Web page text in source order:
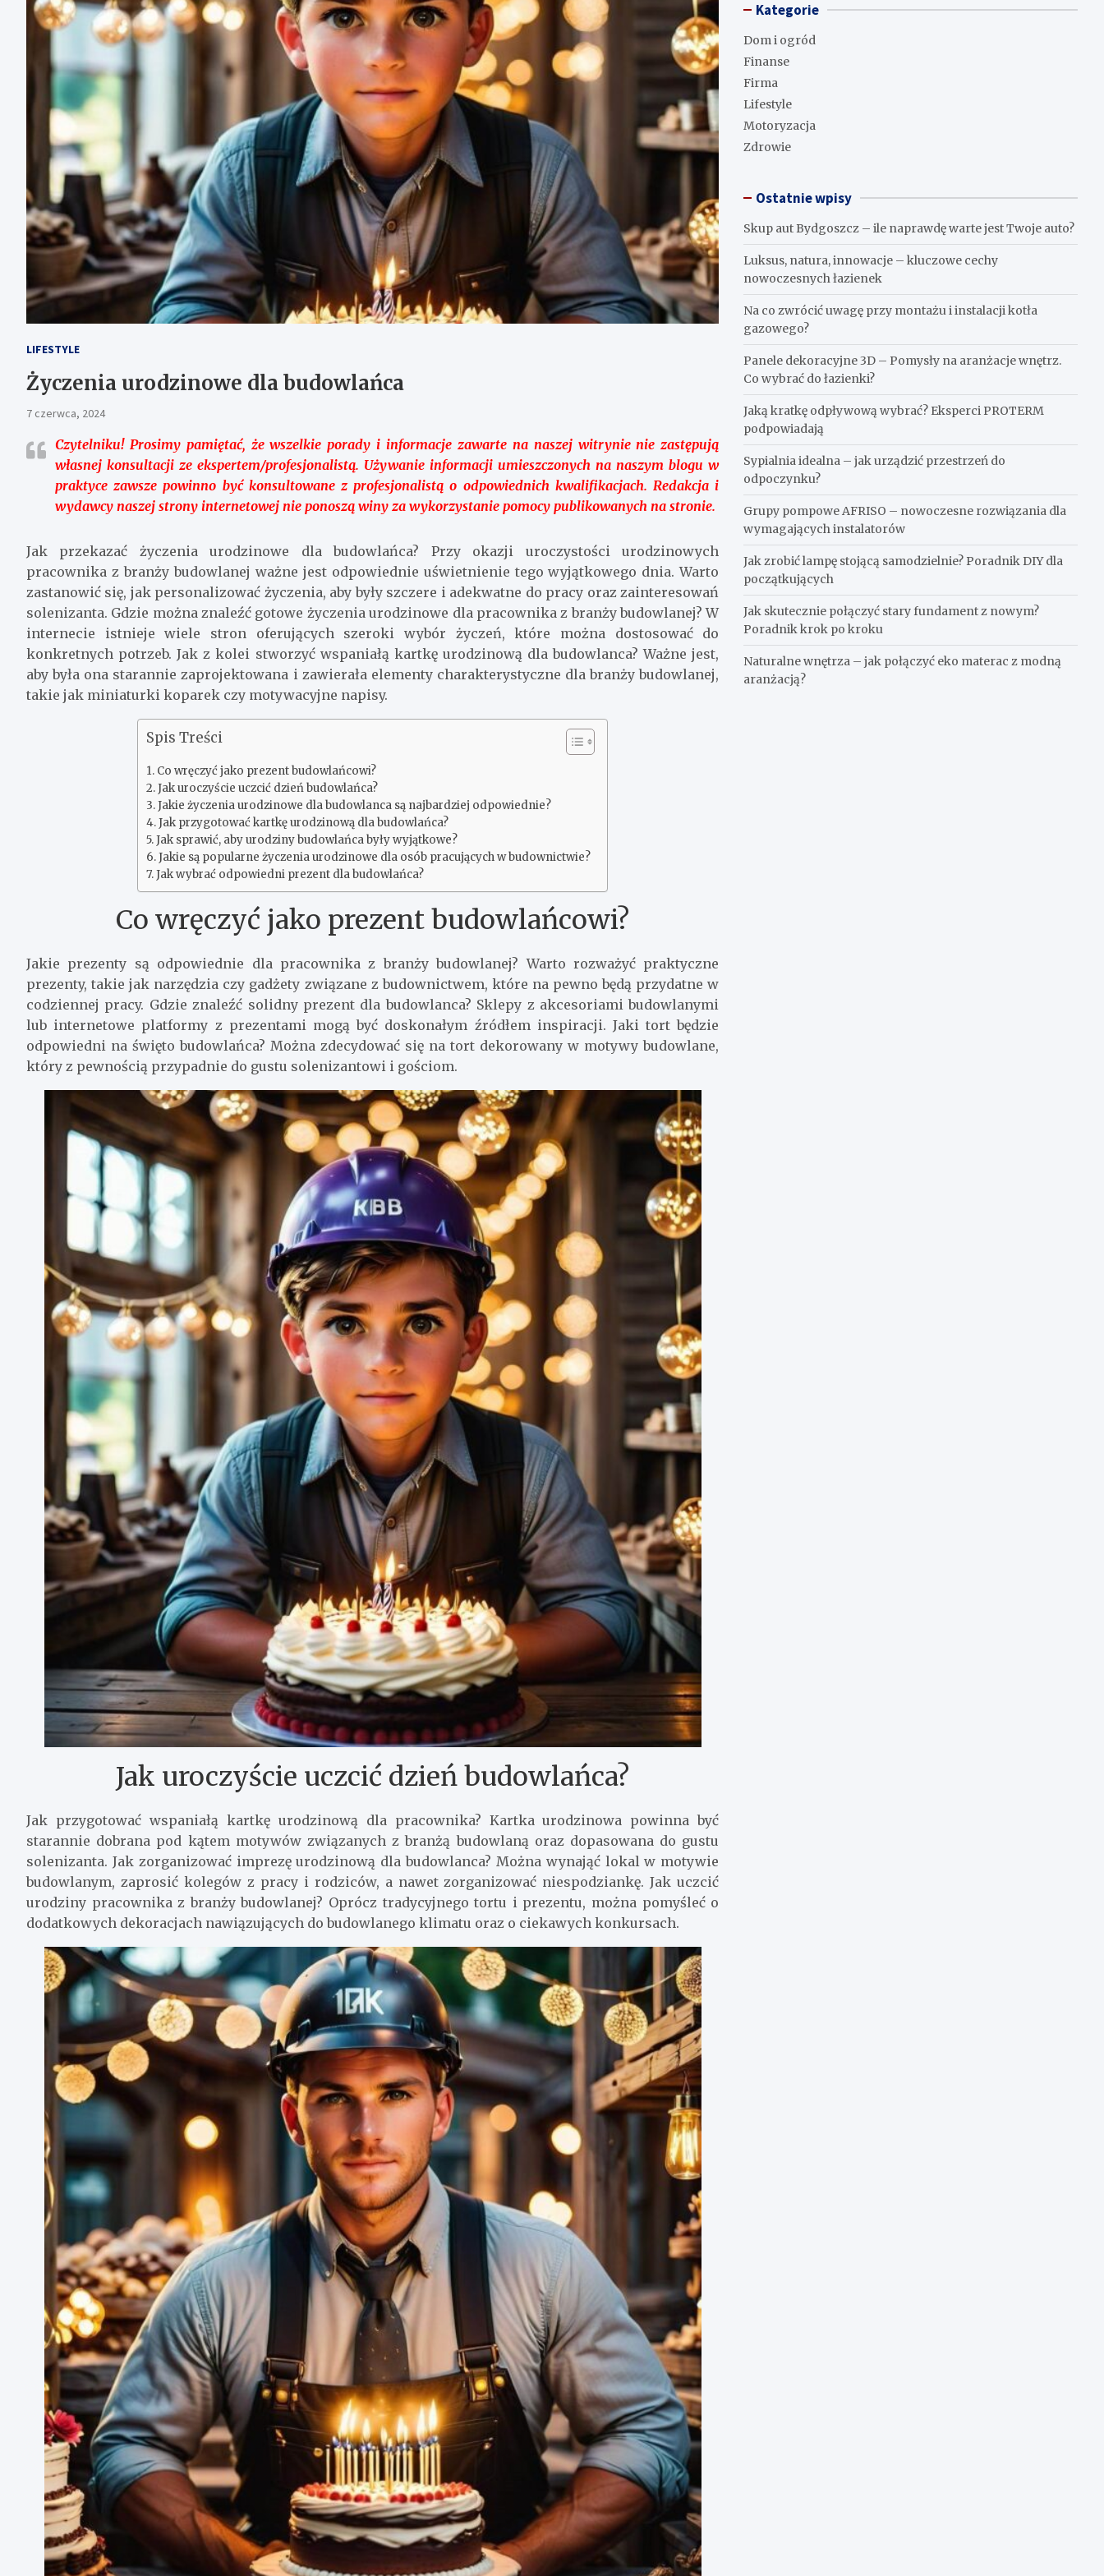
LIFESTYLE
Życzenia urodzinowe dla budowlańca
7 czerwca, 2024
Czytelniku!Prosimy pamiętać, że wszelkie porady i informacje zawarte na naszej witrynie nie zastępują
własnej konsultacji ze ekspertem/profesjonalistą. Używanie informacji umieszczonych na naszym blogu w
praktyce zawsze powinno być konsultowane z profesjonalistą o odpowiednich kwalifikacjach. Redakcja i
wydawcy naszej strony internetowej nie ponoszą winy za wykorzystanie pomocy publikowanych na stronie.
Jak przekazać życzenia urodzinowe dla budowlańca? Przy okazji uroczystości urodzinowych
pracownika z branży budowlanej ważne jest odpowiednie uświetnienie tego wyjątkowego dnia. Warto
zastanowić się, jak personalizować życzenia, aby były szczere i adekwatne do pracy oraz zainteresowań
solenizanta. Gdzie można znaleźć gotowe życzenia urodzinowe dla pracownika z branży budowlanej? W
internecie istnieje wiele stron oferujących szeroki wybór życzeń, które można dostosować do
konkretnych potrzeb. Jak z kolei stworzyć wspaniałą kartkę urodzinową dla budowlanca? Ważne jest,
aby była ona starannie zaprojektowana i zawierała elementy charakterystyczne dla branży budowlanej,
takie jak miniaturki koparek czy motywacyjne napisy.
Spis Treści
Co wręczyć jako prezent budowlańcowi?
Jak uroczyście uczcić dzień budowlańca?
Jakie życzenia urodzinowe dla budowlanca są najbardziej odpowiednie?
Jak przygotować kartkę urodzinową dla budowlańca?
Jak sprawić, aby urodziny budowlańca były wyjątkowe?
Jakie są popularne życzenia urodzinowe dla osób pracujących w budownictwie?
Jak wybrać odpowiedni prezent dla budowlańca?
Co wręczyć jako prezent budowlańcowi?
Jakie prezenty są odpowiednie dla pracownika z branży budowlanej? Warto rozważyć praktyczne
prezenty, takie jak narzędzia czy gadżety związane z budownictwem, które na pewno będą przydatne w
codziennej pracy. Gdzie znaleźć solidny prezent dla budowlanca? Sklepy z akcesoriami budowlanymi
lub internetowe platformy z prezentami mogą być doskonałym źródłem inspiracji. Jaki tort będzie
odpowiedni na święto budowlańca? Można zdecydować się na tort dekorowany w motywy budowlane,
który z pewnością przypadnie do gustu solenizantowi i gościom.
Jak uroczyście uczcić dzień budowlańca?
Jak przygotować wspaniałą kartkę urodzinową dla pracownika? Kartka urodzinowa powinna być
starannie dobrana pod kątem motywów związanych z branżą budowlaną oraz dopasowana do gustu
solenizanta. Jak zorganizować imprezę urodzinową dla budowlanca? Można wynająć lokal w motywie
budowlanym, zaprosić kolegów z pracy i rodziców, a nawet zorganizować niespodziankę. Jak uczcić
urodziny pracownika z branży budowlanej? Oprócz tradycyjnego tortu i prezentu, można pomyśleć o
dodatkowych dekoracjach nawiązujących do budowlanego klimatu oraz o ciekawych konkursach.
Kategorie
Dom i ogród
Finanse
Firma
Lifestyle
Motoryzacja
Zdrowie
Ostatnie wpisy
Skup aut Bydgoszcz – ile naprawdę warte jest Twoje auto?
Luksus, natura, innowacje – kluczowe cechy
nowoczesnych łazienek
Na co zwrócić uwagę przy montażu i instalacji kotła
gazowego?
Panele dekoracyjne 3D – Pomysły na aranżacje wnętrz.
Co wybrać do łazienki?
Jaką kratkę odpływową wybrać? Eksperci PROTERM
podpowiadają
Sypialnia idealna – jak urządzić przestrzeń do
odpoczynku?
Grupy pompowe AFRISO – nowoczesne rozwiązania dla
wymagających instalatorów
Jak zrobić lampę stojącą samodzielnie? Poradnik DIY dla
początkujących
Jak skutecznie połączyć stary fundament z nowym?
Poradnik krok po kroku
Naturalne wnętrza – jak połączyć eko materac z modną
aranżacją?